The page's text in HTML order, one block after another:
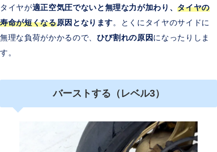
タイヤが適正空気圧でないと無理な力が加わり、タイヤの
寿命が短くなる原因となります。とくにタイヤのサイドに
無理な負荷がかかるので、 ひび割れの原因 になったりしま
す。
バーストする（レベル3）